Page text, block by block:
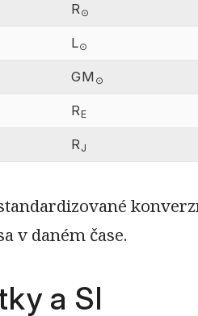
R⊙
L⊙
GM ⊙
RE
RJ
v daném čase.
a SI